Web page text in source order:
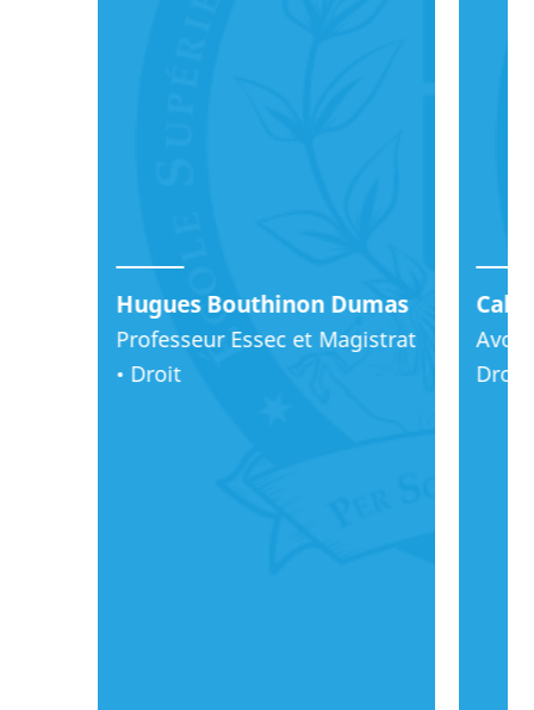
Hugues Bouthinon Dumas
Professeur Essec et Magistrat
• Droit